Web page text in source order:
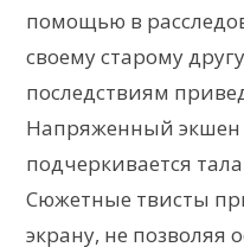
помощью в
своему старому
последствиям
Напряженный экшен
подчеркивается
Сюжетные твисты
экрану, не позволяя